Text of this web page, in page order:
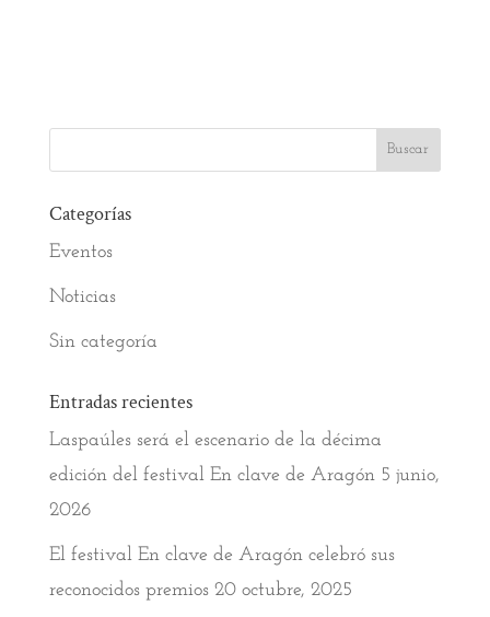
Categorías
Eventos
Noticias
Sin categoría
Entradas recientes
Laspaúles será el escenario de la décima
edición del festival En clave de Aragón 5 junio,
2026
El festival En clave de Aragón celebró sus
reconocidos premios 20 octubre, 2025